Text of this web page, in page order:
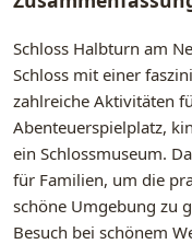
Schloss Halbturn am
Schloss mit einer
zahlreiche Aktivitäten
Abenteuerspielplatz,
ein Schlossmuseum.
für Familien, um die
schöne Umgebung zu
Besuch bei schönem